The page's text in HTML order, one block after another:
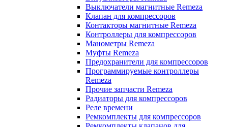
Выключатели магнитные Remeza
Клапан для компрессоров
Контакторы магнитные Remeza
Контроллеры для компрессоров
Манометры Remeza
Муфты Remeza
Предохранители для компрессоров
Программируемые контроллеры
Remeza
Прочие запчасти Remeza
Радиаторы для компрессоров
Реле времени
Ремкомплекты для компрессоров